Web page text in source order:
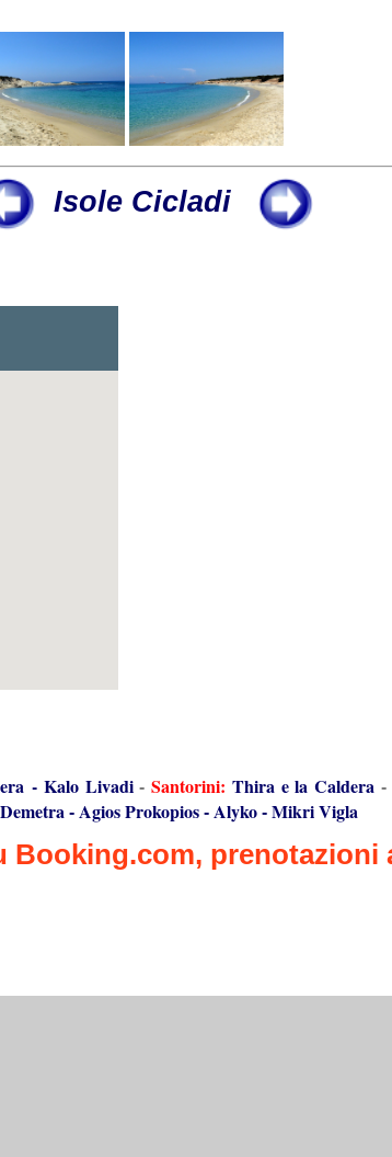
Isole Cicladi
- Kalo Livadi-Santorini: Thira e la Caldera -
- Agios Prokopios- Alyko- Mikri Vigla